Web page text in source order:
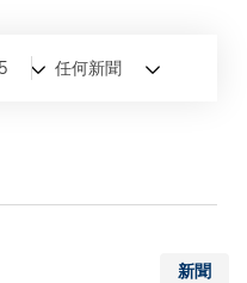
任何新聞
新聞